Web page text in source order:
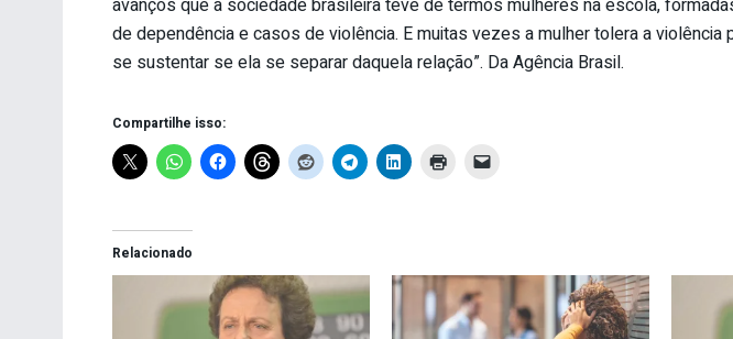
de dependência e casos de violência. E muitas vezes a mulher tolera a violência
se sustentar se ela se separar daquela relação”. Da Agência Brasil.
Compartilhe isso:
Relacionado